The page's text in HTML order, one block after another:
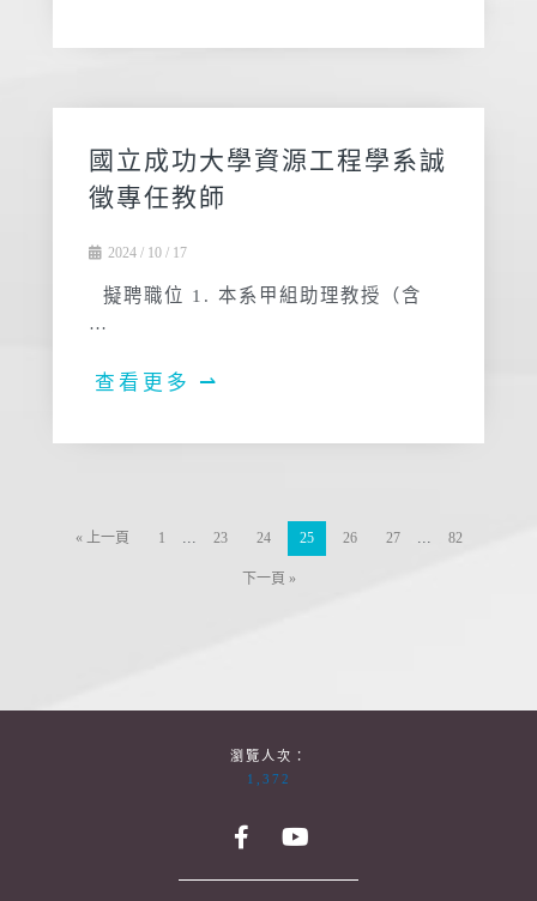
國立成功大學資源工程學系誠
徵專任教師
2024 / 10 / 17
擬聘職位 1. 本系甲組助理教授（含
…
查看更多 ⇀
« 上一頁 1 ... 23 24 25 26 27 ... 82
下一頁 »
瀏覽人次：
1,372